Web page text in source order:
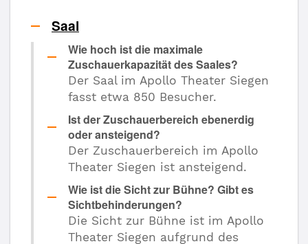
Saal
Wie hoch ist die maximale
Zuschauerkapazität des Saales?
Der Saal im Apollo Theater Siegen
fasst etwa 850 Besucher.
Ist der Zuschauerbereich ebenerdig
oder ansteigend?
Der Zuschauerbereich im Apollo
Theater Siegen ist ansteigend.
Wie ist die Sicht zur Bühne? Gibt es
Sichtbehinderungen?
Die Sicht zur Bühne ist im Apollo
Theater Siegen aufgrund des